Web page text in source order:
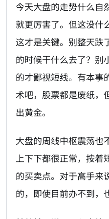
今天大盘的走势什么自
就更厉害了。但这没什
这才是关键。别整天跌
的时候干什么去了？别
的才鄙视短线。有本事
术吧，股票都是废纸，
出黄金。
大盘的周线中枢震荡也
上下下都很正常，按着
的买卖点。对于高手来
的，即使目前办不到，